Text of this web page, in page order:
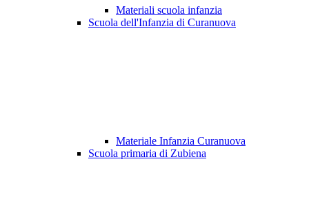
Materiali scuola infanzia
Scuola dell'Infanzia di Curanuova
Materiale Infanzia Curanuova
Scuola primaria di Zubiena